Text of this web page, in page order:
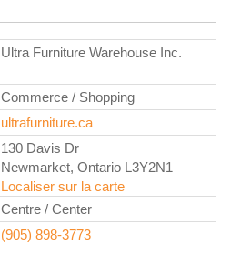
Ultra Furniture Warehouse Inc.
Commerce / Shopping
ultrafurniture.ca
130 Davis Dr
Newmarket, Ontario L3Y2N1
Localiser sur la carte
Centre / Center
(905) 898-3773